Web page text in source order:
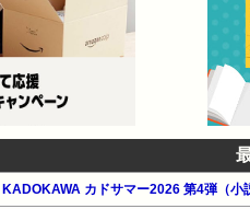
KADOKAWA カドサマー2026 第4弾（